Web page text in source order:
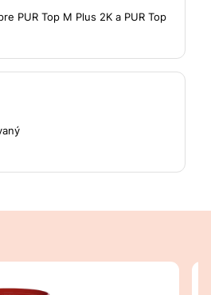
PUR Top M Plus 2K a PUR Top